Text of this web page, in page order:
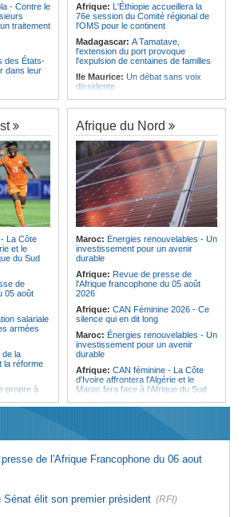
- Contre le
traitement
des États-
dans leur
de
les
d'espèces
signe de
est le
pays -
armes
Afrique: L'Éthiopie accueillera la
76e session du Comité régional de
l'OMS pour le continent
Madagascar: A Tamatave,
l'extension du port provoque
l'expulsion de centaines de familles
Ile Maurice: Un débat sans voix
dissidente
Ile Maurice:Révision des frais de la
FSC - La crainte d'un coup de froid
sur la compétitivité
Ile Maurice:Fayzal Ally Beegun
dénonce des interpellations «sans
dignité»
Ile Maurice:Migration - Le pays
face au défi de la main-d'oeuvre de
demain
Ile Maurice:Plus d'émissions,
moins d'eau, toujours accro aux
fossiles - Le bilan climatique dans le
rouge
Ile Maurice:Le pays et l'Arabie
saoudite renforcent leur coopération
La Côte
et le
du Sud
de
05 août
salariale
armées
de la
la réforme
propre à
La Côte
et le
du Sud
procès des
Afrique du Nord
Maroc: Énergies renouvelables - Un
investissement pour un avenir
durable
Afrique: Revue de presse de
l'Afrique francophone du 05 août
2026
Afrique: CAN Féminine 2026 - Ce
silence qui en dit long
Maroc: Énergies renouvelables - Un
investissement pour un avenir
durable
Afrique: CAN féminine - La Côte
d'Ivoire affrontera l'Algérie et le
Maroc fera face à l'Afrique du Sud
endémique à Radès oblige le
avoir prévenu l'Espagne des risques
avant la crise migratoire
presse de l'Afrique Francophone du 06 aout
Sénat élit son premier président (RFI)